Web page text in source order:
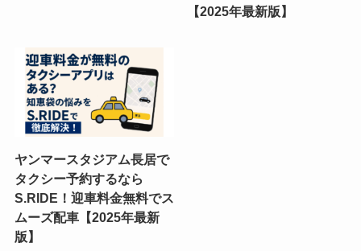
【2025年最新版】
ヤンマースタジアム長居で
タクシー予約するなら
S.RIDE！迎車料金無料でス
ムーズ配車【2025年最新
版】